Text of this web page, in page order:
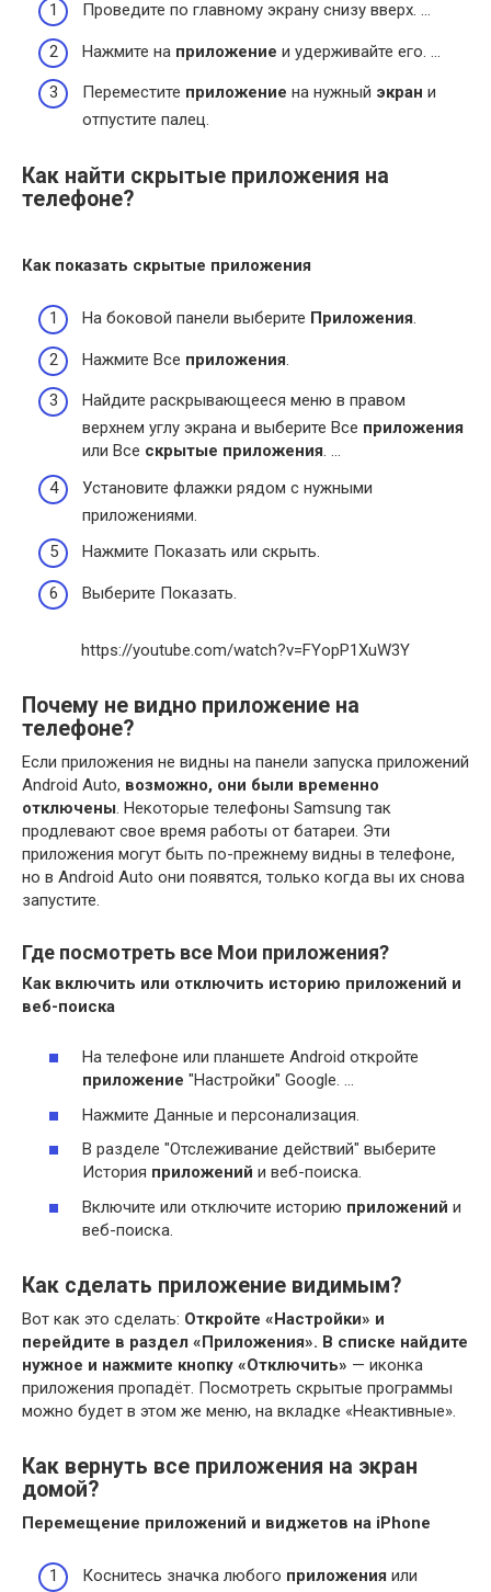
Проведите по главному экрану снизу вверх. …
Нажмите на приложение и удерживайте его. …
Переместите приложение на нужный экран и
отпустите палец.
Как найти скрытые приложения на
телефоне?
Как показать скрытые приложения
На боковой панели выберите Приложения.
Нажмите Все приложения.
Найдите раскрывающееся меню в правом
верхнем углу экрана и выберите Все приложения
или Все скрытые приложения. …
Установите флажки рядом с нужными
приложениями.
Нажмите Показать или скрыть.
Выберите Показать.
https://youtube.com/watch?v=FYopP1XuW3Y
Почему не видно приложение на
телефоне?
Если приложения не видны на панели запуска приложений
Android Auto, возможно, они были временно
отключены. Некоторые телефоны Samsung так
продлевают свое время работы от батареи. Эти
приложения могут быть по-прежнему видны в телефоне,
но в Android Auto они появятся, только когда вы их снова
запустите.
Где посмотреть все Мои приложения?
Как включить или отключить историю приложений и
веб-поиска
На телефоне или планшете Android откройте
приложение "Настройки" Google. …
Нажмите Данные и персонализация.
В разделе "Отслеживание действий" выберите
История приложений и веб-поиска.
Включите или отключите историю приложений и
веб-поиска.
Как сделать приложение видимым?
Вот как это сделать: Откройте «Настройки» и
перейдите в раздел «Приложения». В списке найдите
нужное и нажмите кнопку «Отключить» — иконка
приложения пропадёт. Посмотреть скрытые программы
можно будет в этом же меню, на вкладке «Неактивные».
Как вернуть все приложения на экран
домой?
Перемещение приложений и виджетов на iPhone
Коснитесь значка любого приложения или